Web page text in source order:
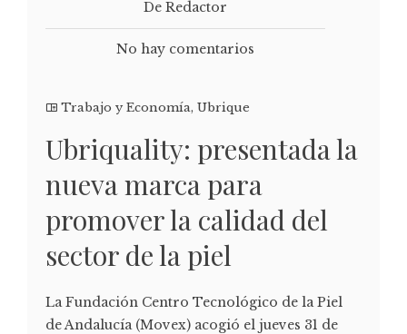
De Redactor
No hay comentarios
Trabajo y Economía, Ubrique
Ubriquality: presentada la
nueva marca para
promover la calidad del
sector de la piel
La Fundación Centro Tecnológico de la Piel
de Andalucía (Movex) acogió el jueves 31 de